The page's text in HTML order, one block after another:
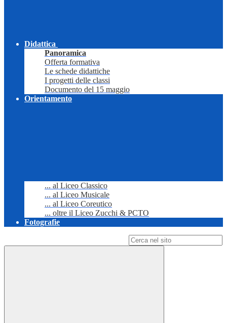
Didattica
Panoramica
Offerta formativa
Le schede didattiche
I progetti delle classi
Documento del 15 maggio
Orientamento
... al Liceo Classico
... al Liceo Musicale
... al Liceo Coreutico
... oltre il Liceo Zucchi & PCTO
Fotografie